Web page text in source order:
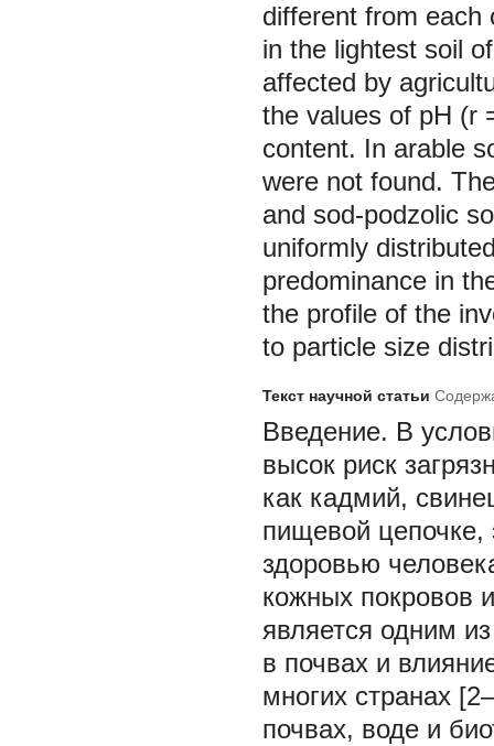
different from each
in the lightest soil
affected by
the values of pH (r
content. In arable
were not found.
and sod-podzolic
uniformly
predominance in
the profile of the
to particle size
Текст научной статьи
Введение. В
высок риск
как кадмий,
пищевой цепочке,
здоровью
кожных покровов
является одним
в почвах и
многих странах
почвах, воде и